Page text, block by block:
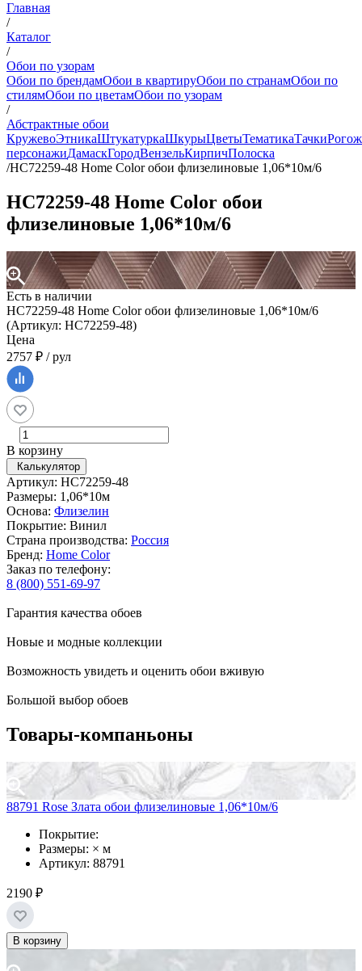
Главная
/
Каталог
/
Обои по узорам
Обои по брендамОбои в квартируОбои по странамОбои по
стилямОбои по цветамОбои по узорам
/
Абстрактные обои
КружевоЭтникаШтукатуркаШкурыЦветыТематикаТачки
персонажиДамаскГородВензельКирпичПолоска
/HC72259-48 Home Color обои флизелиновые 1,06*10м/6
HC72259-48 Home Color обои
флизелиновые 1,06*10м/6
Есть в наличии
HC72259-48 Home Color обои флизелиновые 1,06*10м/6
(Артикул: HC72259-48)
Цена
2757 ₽ / рул
В корзину
Калькулятор
Артикул: HC72259-48
Размеры: 1,06*10м
Основа: Флизелин
Покрытие: Винил
Страна производства: Россия
Бренд: Home Color
Заказ по телефону:
8 (800) 551-69-97
Гарантия качества обоев
Новые и модные коллекции
Возможность увидеть и оценить обои вживую
Большой выбор обоев
Товары-компаньоны
88791 Rose Злата обои флизелиновые 1,06*10м/6
Покрытие:
Размеры: × м
Артикул: 88791
2190 ₽
В корзину